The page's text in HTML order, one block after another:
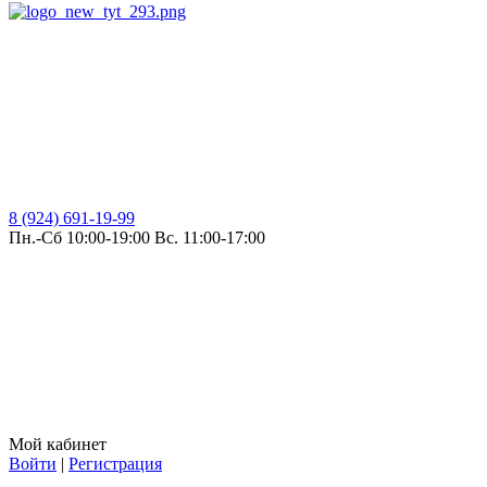
8 (924) 691-19-99
Пн.-Сб 10:00-19:00 Вс. 11:00-17:00
Мой кабинет
Войти | Регистрация